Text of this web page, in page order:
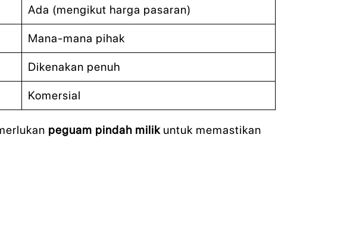
Ada (mengikut harga pasaran)
Mana-mana pihak
Dikenakan penuh
Komersial
peguam pindah milikuntuk memastikan